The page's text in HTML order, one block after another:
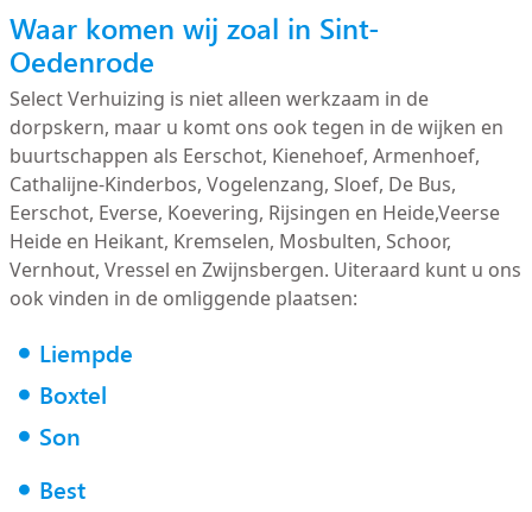
Waar komen wij zoal in Sint-
Oedenrode
Select Verhuizing is niet alleen werkzaam in de
dorpskern, maar u komt ons ook tegen in de wijken en
buurtschappen als Eerschot, Kienehoef, Armenhoef,
Cathalijne-Kinderbos, Vogelenzang, Sloef, De Bus,
Eerschot, Everse, Koevering, Rijsingen en Heide,Veerse
Heide en Heikant, Kremselen, Mosbulten, Schoor,
Vernhout, Vressel en Zwijnsbergen. Uiteraard kunt u ons
ook vinden in de omliggende plaatsen:
Liempde
Boxtel
Son
Best